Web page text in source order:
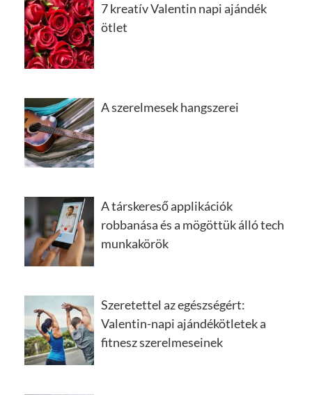
7 kreatív Valentin napi ajándék
ötlet
A szerelmesek hangszerei
A társkereső applikációk
robbanása és a mögöttük álló tech
munkakörök
Szeretettel az egészségért:
Valentin-napi ajándékötletek a
fitnesz szerelmeseinek